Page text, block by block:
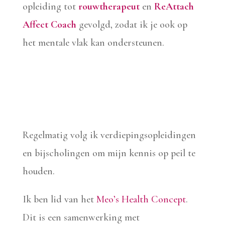
opleiding tot rouwtherapeut en ReAttach
Affect Coach gevolgd, zodat ik je ook op
het mentale vlak kan ondersteunen.
Regelmatig volg ik verdiepingsopleidingen
en bijscholingen om mijn kennis op peil te
houden.
Ik ben lid van het Meo’s Health Concept.
Dit is een samenwerking met